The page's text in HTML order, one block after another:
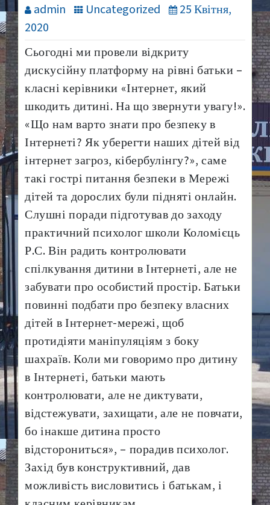
admin Uncategorized
25 Квітня,
2020
Сьогодні ми провели відкриту
дискусійну платформу на рівні батьки –
класні керівники «Інтернет, який
шкодить дитині. На що звернути увагу!».
«Що нам варто знати про безпеку в
Інтернеті? Як уберегти наших дітей від
інтернет загроз, кібербулінгу?», саме
такі гострі питання безпеки в Мережі
дітей та дорослих були підняті онлайн.
Слушні поради підготував до заходу
практичний психолог школи Коломієць
Р.С. Він радить контролювати
спілкування дитини в Інтернеті, але не
забувати про особистий простір. Батьки
повинні подбати про безпеку власних
дітей в Інтернет-мережі, щоб
протидіяти маніпуляціям з боку
шахраїв. Коли ми говоримо про дитину
в Інтернеті, батьки мають
контролювати, але не диктувати,
відстежувати, захищати, але не повчати,
бо інакше дитина просто
відсторониться», – порадив психолог.
Захід був конструктивний, дав
можливість висловитись і батькам, і